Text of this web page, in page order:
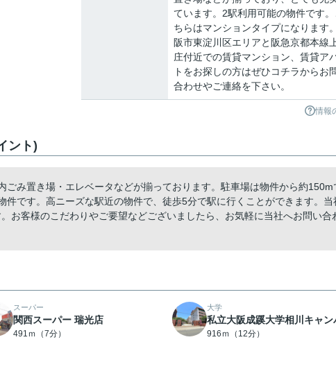
ています。2駅利用可能の物件です
ちらはマンションタイプになります
阪市東淀川区エリアと阪急京都本線
庄付近での賃貸マンション、賃貸ア
トをお探しの方はぜひコチラからお
合わせやご連絡を下さい。
情報
ント)
ごみ置き場・エレベータなどが揃っております。駐車場は物件から約150m
件です。高ニーズな駅近の物件で、徒歩5分で駅に行くことができます。当
お客様のこだわりやご要望などございましたら、お気軽に当社へお問い合
スーパー
関西スーパー 瑞光店
491ｍ（7分）
大学
私立大阪成蹊大学相川キャン
916ｍ（12分）